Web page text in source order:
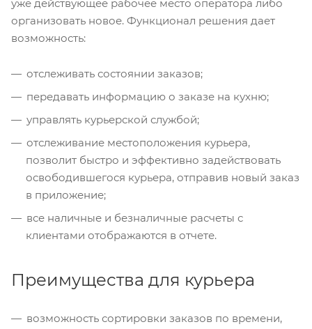
уже действующее рабочее место оператора либо
организовать новое. Функционал решения дает
возможность:
отслеживать состоянии заказов;
передавать информацию о заказе на кухню;
управлять курьерской службой;
отслеживание местоположения курьера,
позволит быстро и эффективно задействовать
освободившегося курьера, отправив новый заказ
в приложение;
все наличные и безналичные расчеты с
клиентами отображаются в отчете.
Преимущества для курьера
возможность сортировки заказов по времени,